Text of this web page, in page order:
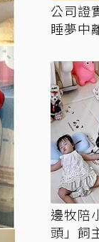
公司證
睡夢中
邊牧陪
頭」飼